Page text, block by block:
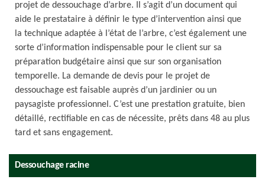
projet de dessouchage d’arbre. Il s’agit d’un document qui
aide le prestataire à définir le type d’intervention ainsi que
la technique adaptée à l’état de l’arbre, c’est également une
sorte d’information indispensable pour le client sur sa
préparation budgétaire ainsi que sur son organisation
temporelle. La demande de devis pour le projet de
dessouchage est faisable auprès d’un jardinier ou un
paysagiste professionnel. C’est une prestation gratuite, bien
détaillé, rectifiable en cas de nécessite, prêts dans 48 au plus
tard et sans engagement.
Dessouchage racine